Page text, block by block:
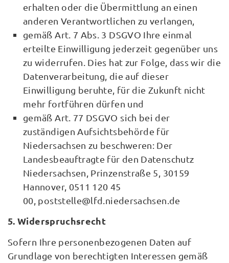
erhalten oder die Übermittlung an einen
anderen Verantwortlichen zu verlangen,
gemäß Art. 7 Abs. 3 DSGVO Ihre einmal
erteilte Einwilligung jederzeit gegenüber uns
zu widerrufen. Dies hat zur Folge, dass wir die
Datenverarbeitung, die auf dieser
Einwilligung beruhte, für die Zukunft nicht
mehr fortführen dürfen und
gemäß Art. 77 DSGVO sich bei der
zuständigen Aufsichtsbehörde für
Niedersachsen zu beschweren: Der
Landesbeauftragte für den Datenschutz
Niedersachsen, Prinzenstraße 5, 30159
Hannover, 0511 120 45
00, poststelle@lfd.niedersachsen.de
5. Widerspruchsrecht
Sofern Ihre personenbezogenen Daten auf
Grundlage von berechtigten Interessen gemäß